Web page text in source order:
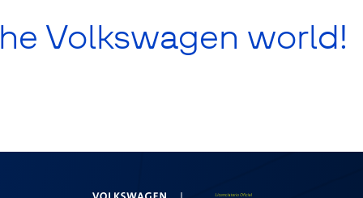
en un curso sin prueba de conocimientos recibirán un certificado de
asistencia.
Los examinados que superen el examen de un día recibirán un
Volkswagen world!